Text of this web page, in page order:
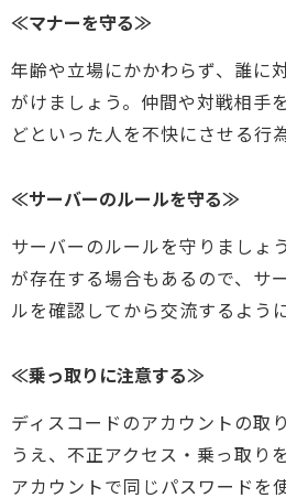
≪マナーを守る≫
年齢や立場にかかわらず、誰に
がけましょう。仲間や対戦相手
どといった人を不快にさせる行
≪サーバーのルールを守る≫
サーバーのルールを守りましょ
が存在する場合もあるので、サ
ルを確認してから交流するよう
≪乗っ取りに注意する≫
ディスコードのアカウントの取
うえ、不正アクセス・乗っ取り
アカウントで同じパスワードを